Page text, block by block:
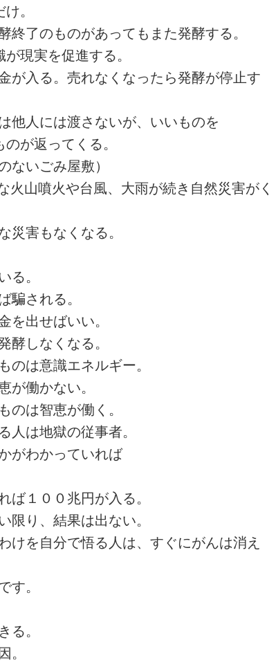
。
終了のものがあってもまた発酵する。
現実を促進する。
が入る。売れなくなったら発酵が停止す
他人には渡さないが、いいものを
が返ってくる。
ないごみ屋敷）
火山噴火や台風、大雨が続き自然災害がく
災害もなくなる。
る。
騙される。
を出せばいい。
酵しなくなる。
のは意識エネルギー。
が働かない。
のは智恵が働く。
人は地獄の従事者。
がわかっていれば
ば１００兆円が入る。
限り、結果は出ない。
けを自分で悟る人は、すぐにがんは消え
す。
る。
。